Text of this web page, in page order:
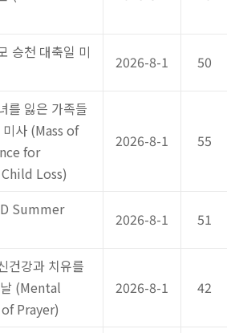
승천 대축일 미
2026-8-1 50
를 잃은 가족들
사 (Mass of
for
Loss)
2026-8-1 55
Summer
2026-8-1 51
건강과 치유를
(Mental
Prayer)
2026-8-1 42